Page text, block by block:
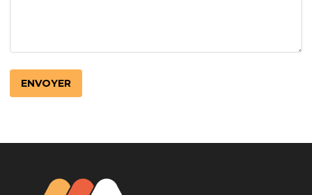
LotoMart
Бай Лото
escort barcelone
https://intimaties.net/es/category/woman-used-
used-panties-es/
eros houston
albanianescort